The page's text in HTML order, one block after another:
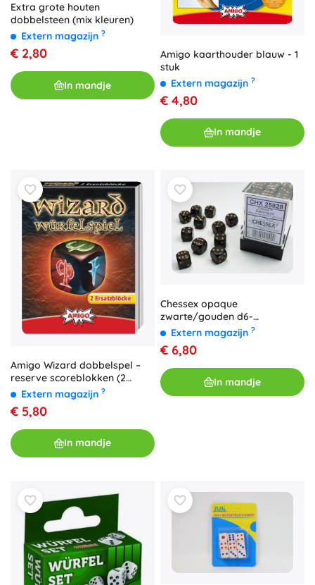
Extra grote houten
dobbelsteen (mix kleuren)
Extern magazijn ?
€ 2,80
In mandje
Amigo kaarthouder blauw - 1
stuk
Extern magazijn ?
€ 4,80
In mandje
Amigo Wizard dobbelspel –
reserve scoreblokken (2
stuks)
Extern magazijn ?
€ 5,80
In mandje
Chessex opaque
zwarte/gouden d6-
dobbelstenen 12 mm (36 st.)
Extern magazijn ?
€ 6,80
In mandje